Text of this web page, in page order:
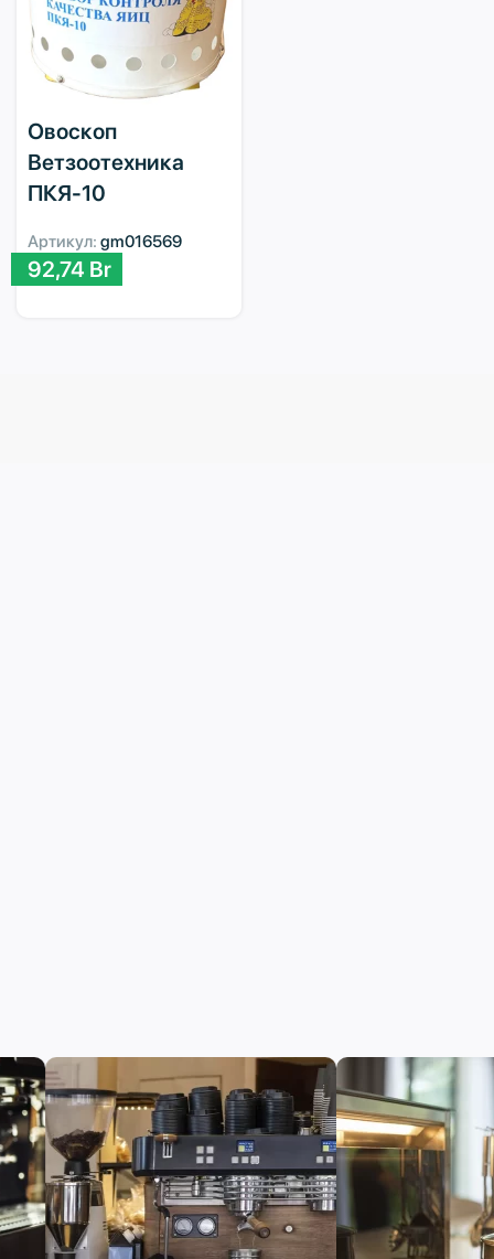
Овоскоп
Ветзоотехника
ПКЯ-10
Артикул: gm016569
92,74 Br